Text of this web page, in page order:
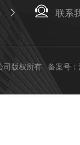
联系
司版权所有 备案号：